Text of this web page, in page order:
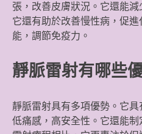
張，改善皮膚狀況。它還能
它還有助於改善慢性病，促
能，調節免疫力。
靜脈雷射有哪些
靜脈雷射具有多項優勢。它具
低痛感，高安全性。它還能